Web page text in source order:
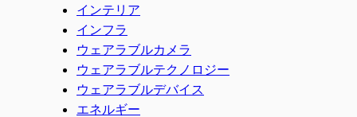
インテリア
インフラ
ウェアラブルカメラ
ウェアラブルテクノロジー
ウェアラブルデバイス
エネルギー